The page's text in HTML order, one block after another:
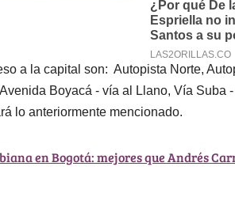
a la capital son: Autopista Norte,
Boyacá - vía al Llano, Vía Suba
lo anteriormente mencionado.
en Bogotá: mejores que Andrés